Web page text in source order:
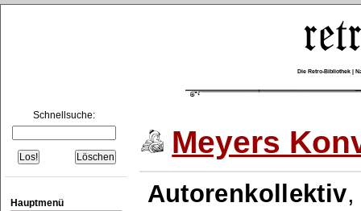
Die Retro-Bibliothek |
Schnellsuche:
Hauptmenü
Meyers
Autorenkollektiv